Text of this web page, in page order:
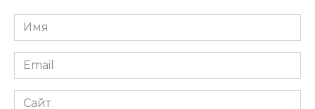
Имя
*
Email
*
Сайт